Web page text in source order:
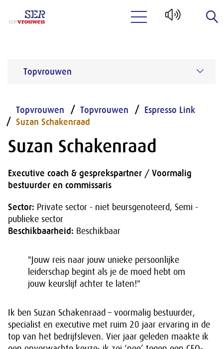
Topvrouwen
Topvrouwen Topvrouwen
Espresso Link
Suzan Schakenraad
Suzan Schakenraad
Executive coach & gesprekspartner / Voormalig
bestuurder en commissaris
Sector: Private sector - niet beursgenoteerd, Semi -
publieke sector
Beschikbaarheid: Beschikbaar
"Jouw reis naar jouw unieke persoonlijke
leiderschap begint als je de moed hebt om
jouw keurslijf achter te laten!"
Ik ben Suzan Schakenraad – voormalig bestuurder,
specialist en executive met ruim 20 jaar ervaring in de
top van het bedrijfsleven. Vier jaar geleden maakte ik